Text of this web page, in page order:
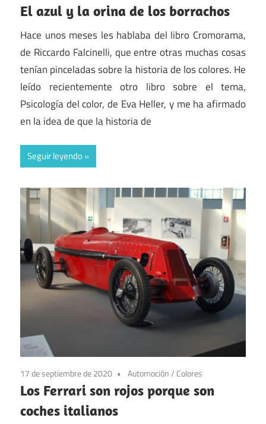
El azul y la orina de los borrachos
Hace unos meses les hablaba del libro Cromorama,
de Riccardo Falcinelli, que entre otras muchas cosas
tenían pinceladas sobre la historia de los colores. He
leído recientemente otro libro sobre el tema,
Psicología del color, de Eva Heller, y me ha afirmado
en la idea de que la historia de
Seguir leyendo
17 de septiembre de 2020 Automoción/ Colores
Los Ferrari son rojos porque son
coches italianos